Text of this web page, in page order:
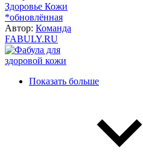
Здоровье Кожи
*обновлённая
Автор: Команда
FABULY.RU
Нумерация
Показать больше